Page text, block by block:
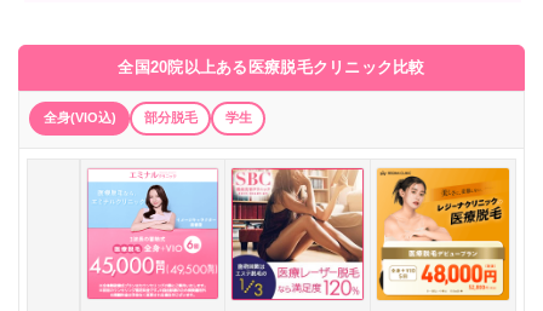
全国20院以上ある医療脱毛クリニック比較
全身(VIO込) 部分脱毛 学生